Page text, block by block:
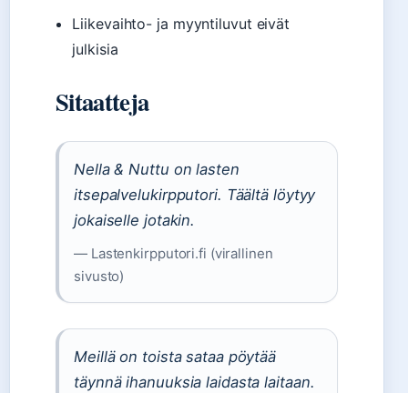
Liikevaihto- ja myyntiluvut eivät
julkisia
Sitaatteja
Nella & Nuttu on lasten
itsepalvelukirpputori. Täältä löytyy
jokaiselle jotakin.
— Lastenkirpputori.fi (virallinen
sivusto)
Meillä on toista sataa pöytää
täynnä ihanuuksia laidasta laitaan.